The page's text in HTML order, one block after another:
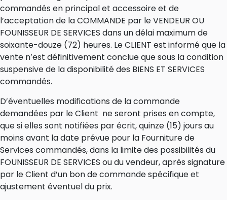
commandés en principal et accessoire et de
l’acceptation de la COMMANDE par le VENDEUR OU
FOUNISSEUR DE SERVICES dans un délai maximum de
soixante-douze (72) heures. Le CLIENT est informé que la
vente n’est définitivement conclue que sous la condition
suspensive de la disponibilité des BIENS ET SERVICES
commandés.
D’éventuelles modifications de la commande
demandées par le Client ne seront prises en compte,
que si elles sont notifiées par écrit, quinze (15) jours au
moins avant la date prévue pour la Fourniture de
Services commandés, dans la limite des possibilités du
FOUNISSEUR DE SERVICES ou du vendeur, après signature
par le Client d’un bon de commande spécifique et
ajustement éventuel du prix.